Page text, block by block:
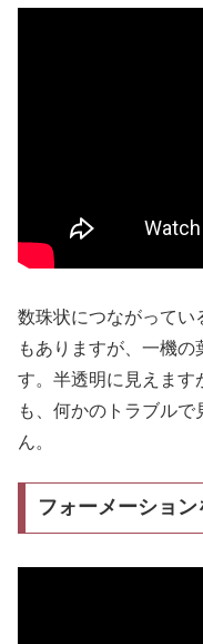
数珠状につながってい
もありますが、一機の
す。半透明に見えます
も、何かのトラブル
ん。
フォーメーショ